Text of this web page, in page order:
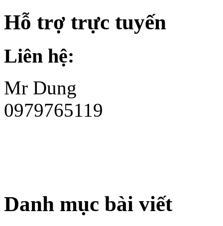
Hỗ trợ trực tuyến
Liên hệ:
Mr Dung
0979765119
Danh mục bài viết